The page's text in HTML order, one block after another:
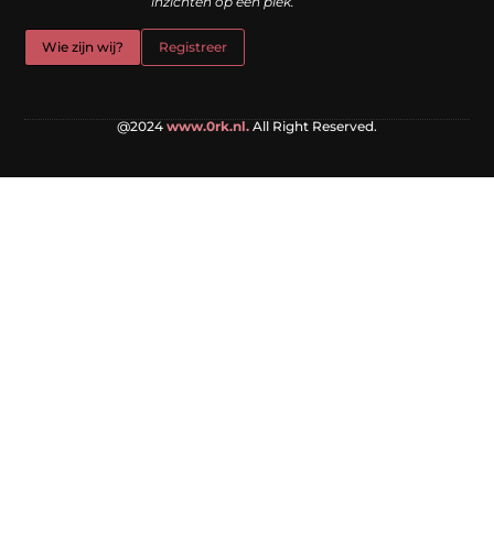
Wie zijn wij? Registreer
@2024 www.0rk.nl. All Right Reserved.